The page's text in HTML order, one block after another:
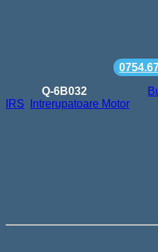
Q-6B032
IRS
Intrerupatoare Motor